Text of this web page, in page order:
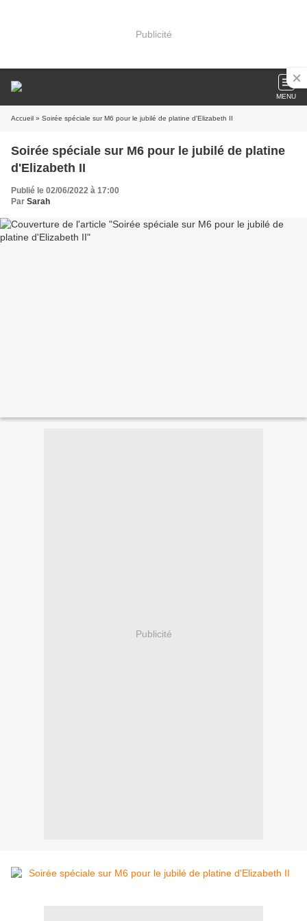
Publicité
MENU
Accueil » Soirée spéciale sur M6 pour le jubilé de platine d'Elizabeth II
Soirée spéciale sur M6 pour le jubilé de platine
d'Elizabeth II
Publié le 02/06/2022 à 17:00
Par Sarah
Publicité